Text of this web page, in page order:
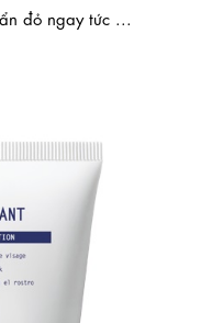
đỏ ngay tức ...